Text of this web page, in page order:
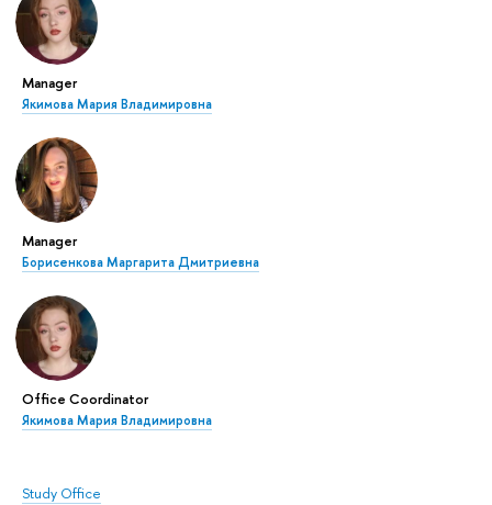
Manager
Якимова Мария Владимировна
Manager
Борисенкова Маргарита Дмитриевна
Office Coordinator
Якимова Мария Владимировна
Study Office